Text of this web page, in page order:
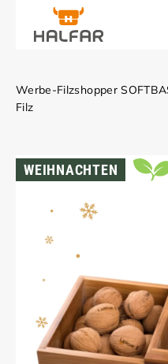
Werbe-Filzshopper
Filz
WEIHNACHTEN